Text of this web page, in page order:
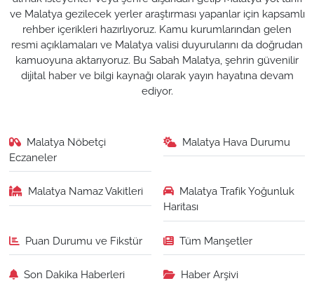
ve Malatya gezilecek yerler araştırması yapanlar için kapsamlı
rehber içerikleri hazırlıyoruz. Kamu kurumlarından gelen
resmi açıklamaları ve Malatya valisi duyurularını da doğrudan
kamuoyuna aktarıyoruz. Bu Sabah Malatya, şehrin güvenilir
dijital haber ve bilgi kaynağı olarak yayın hayatına devam
ediyor.
Malatya Nöbetçi
Eczaneler
Malatya Hava Durumu
Malatya Namaz Vakitleri
Malatya Trafik Yoğunluk
Haritası
Puan Durumu ve Fikstür Tüm Manşetler
Son Dakika Haberleri Haber Arşivi